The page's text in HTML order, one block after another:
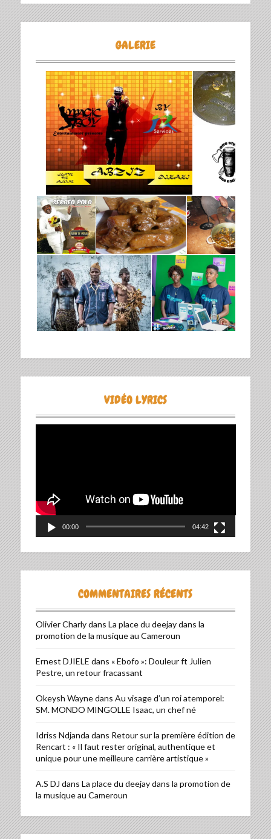
GALERIE
VIDÉO LYRICS
00:00 04:42
COMMENTAIRES RÉCENTS
Olivier Charlydans La place du deejay dans la
promotion de la musique au Cameroun
Ernest DJIELE dans « Ebofo »: Douleur ft Julien
Pestre, un retour fracassant
Okeysh Waynedans Au visage d’un roi atemporel:
SM. MONDO MINGOLLE Isaac, un chef né
Idriss Ndjanda dans Retour sur la première édition de
Rencart : « Il faut rester original, authentique et
unique pour une meilleure carrière artistique »
A.S DJ dans La place du deejay dans la promotion de
la musique au Cameroun